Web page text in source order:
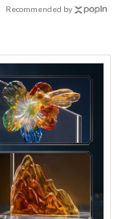
Recommended by